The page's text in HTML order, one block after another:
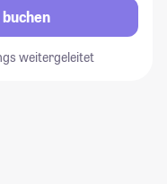
weitergeleitet